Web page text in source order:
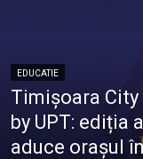
EDUCATIE
Timișoara
by UPT: ediția
aduce orașul